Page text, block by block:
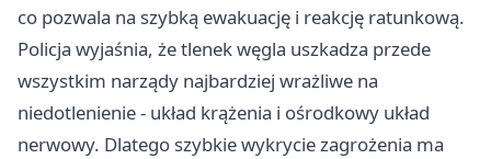
co pozwala na szybką ewakuację i reakcję ratunkową.
Policja wyjaśnia, że tlenek węgla uszkadza przede
wszystkim narządy najbardziej wrażliwe na
niedotlenienie - układ krążenia i ośrodkowy układ
nerwowy. Dlatego szybkie wykrycie zagrożenia ma